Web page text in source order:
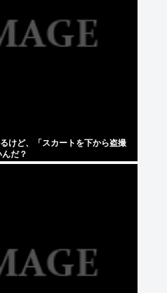
けど、「スカートを下から盗撮
だ？